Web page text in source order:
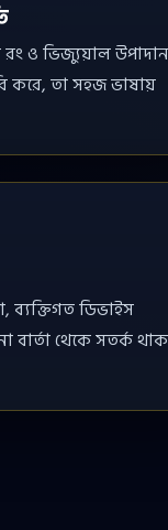
রং ও ভিজ্যুয়াল উপাদান
করে, তা সহজ ভাষায়
ডিভাইস
বার্তা থেকে সতর্ক